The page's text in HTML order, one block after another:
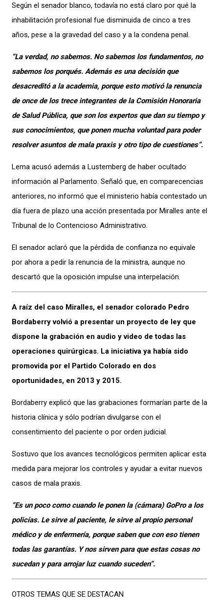
Según el senador blanco, todavía no está claro por qué la
inhabilitación profesional fue disminuida de cinco a tres
años, pese a la gravedad del caso y a la condena penal.
“La verdad, no sabemos. No sabemos los fundamentos, no
sabemos los porqués. Además es una decisión que
desacreditó a la academia, porque esto motivó la renuncia
de once de los trece integrantes de la Comisión Honoraria
de Salud Pública, que son los expertos que dan su tiempo y
sus conocimientos, que ponen mucha voluntad para poder
resolver asuntos de mala praxis y otro tipo de cuestiones”.
Lema acusó además a Lustemberg de haber ocultado
información al Parlamento. Señaló que, en comparecencias
anteriores, no informó que el ministerio había contestado un
día fuera de plazo una acción presentada por Miralles ante el
Tribunal de lo Contencioso Administrativo.
El senador aclaró que la pérdida de confianza no equivale
por ahora a pedir la renuncia de la ministra, aunque no
descartó que la oposición impulse una interpelación.
A raíz del caso Miralles, el senador colorado Pedro
Bordaberry volvió a presentar un proyecto de ley que
dispone la grabación en audio y video de todas las
operaciones quirúrgicas. La iniciativa ya había sido
promovida por el Partido Colorado en dos
oportunidades, en 2013 y 2015.
Bordaberry explicó que las grabaciones formarían parte de la
historia clínica y sólo podrían divulgarse con el
consentimiento del paciente o por orden judicial.
Sostuvo que los avances tecnológicos permiten aplicar esta
medida para mejorar los controles y ayudar a evitar nuevos
casos de mala praxis.
“Es un poco como cuando le ponen la (cámara) GoPro a los
policías. Le sirve al paciente, le sirve al propio personal
médico y de enfermería, porque saben que con eso tienen
todas las garantías. Y nos sirven para que estas cosas no
sucedan y para arrojar luz cuando suceden”.
OTROS TEMAS QUE SE DESTACAN